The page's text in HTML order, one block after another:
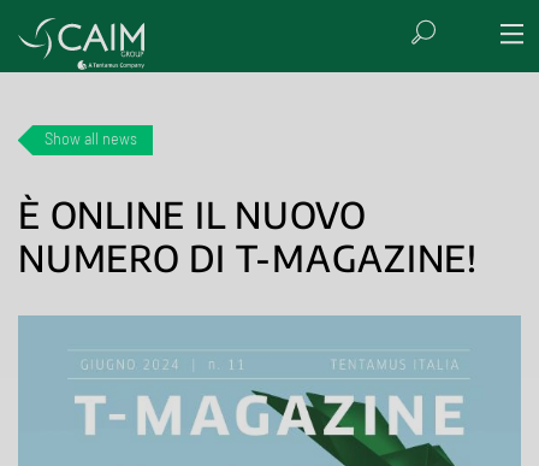
Show all news
È ONLINE IL NUOVO
NUMERO DI T-MAGAZINE!